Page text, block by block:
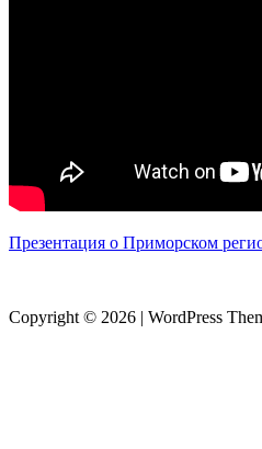
Презентация о Приморском
Copyright © 2026 | WordPress